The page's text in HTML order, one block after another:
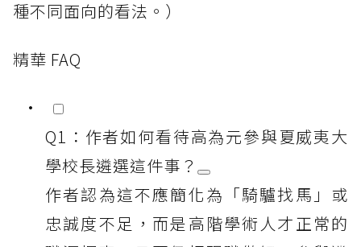
種不同面向的看法。）
精華 FAQ
Q1：作者如何看待高為元參與夏威夷大
學校長遴選這件事？
作者認為這不應簡化為「騎驢找馬」或
忠誠度不足，而是高階學術人才正常的